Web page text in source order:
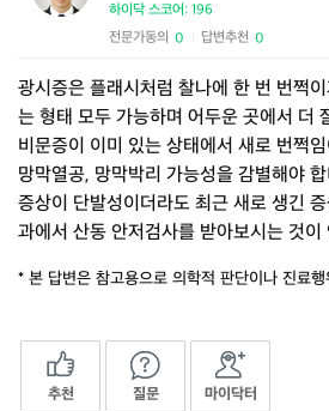
하이닥 스코어: 196
전문가동의 0 답변추천 0
광시증은 플래시처럼 찰나에 한 번 번쩍
는 형태 모두 가능하며 어두운 곳에서 더
비문증이 이미 있는 상태에서 새로 번쩍
망막열공, 망막박리 가능성을 감별해야
증상이 단발성이더라도 최근 새로 생긴
과에서 산동 안저검사를 받아보시는 것이
* 본 답변은 참고용으로 의학적 판단이나 진료
추천 질문 마이닥터